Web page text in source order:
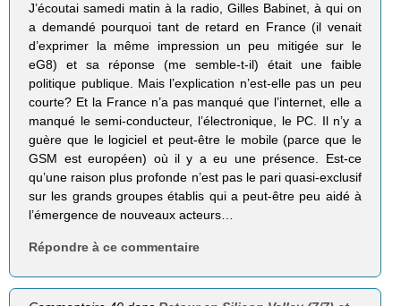
J’écoutai samedi matin à la radio, Gilles Babinet, à qui on
a demandé pourquoi tant de retard en France (il venait
d’exprimer la même impression un peu mitigée sur le
eG8) et sa réponse (me semble-t-il) était une faible
politique publique. Mais l’explication n’est-elle pas un peu
courte? Et la France n’a pas manqué que l’internet, elle a
manqué le semi-conducteur, l’électronique, le PC. Il n’y a
guère que le logiciel et peut-être le mobile (parce que le
GSM est européen) où il y a eu une présence. Est-ce
qu’une raison plus profonde n’est pas le pari quasi-exclusif
sur les grands groupes établis qui a peut-être peu aidé à
l’émergence de nouveaux acteurs…
Répondre à ce commentaire